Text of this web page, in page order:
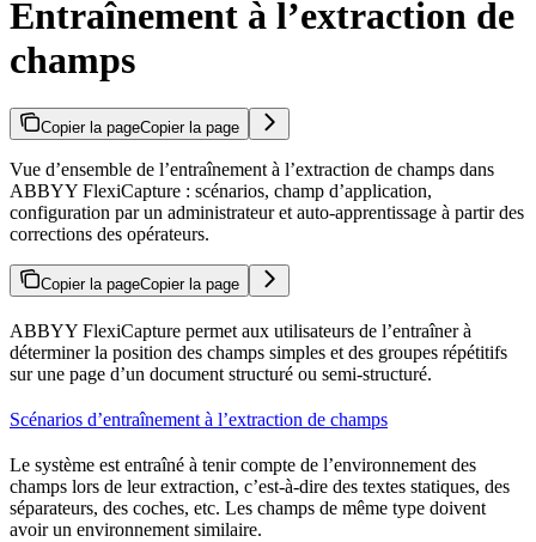
Entraînement à l’extraction de
champs
Copier la pageCopier la page
Vue d’ensemble de l’entraînement à l’extraction de champs dans
ABBYY FlexiCapture : scénarios, champ d’application,
configuration par un administrateur et auto-apprentissage à partir des
corrections des opérateurs.
Copier la pageCopier la page
ABBYY FlexiCapture permet aux utilisateurs de l’entraîner à
déterminer la position des champs simples et des groupes répétitifs
sur une page d’un document structuré ou semi-structuré.
Scénarios d’entraînement à l’extraction de champs
Le système est entraîné à tenir compte de l’environnement des
champs lors de leur extraction, c’est-à-dire des textes statiques, des
séparateurs, des coches, etc. Les champs de même type doivent
avoir un environnement similaire.